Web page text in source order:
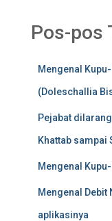
Pos-pos
Mengenal
(Doleschallia
Pejabat
Khattab sampai
Mengenal
Mengenal Debit
aplikasinya